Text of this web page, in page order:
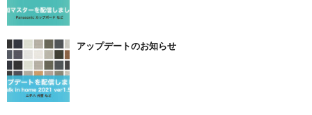
アップデートのお知らせ